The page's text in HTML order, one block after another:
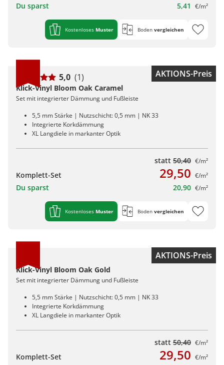
Du sparst 5,41 €/m²
Kostenloses Muster Boden vergleichen
AKTIONS-Preis
5,0 (1)
Klick-Vinyl Bloom Oak Caramel
Set mit integrierter Dämmung und Fußleiste
5,5 mm Stärke | Nutzschicht: 0,5 mm | NK 33
Integrierte Korkdämmung
XL Langdiele in markanter Optik
statt 50,40 €/m²
Komplett-Set 29,50 €/m²
Du sparst 20,90 €/m²
Kostenloses Muster Boden vergleichen
AKTIONS-Preis
Klick-Vinyl Bloom Oak Gold
Set mit integrierter Dämmung und Fußleiste
5,5 mm Stärke | Nutzschicht: 0,5 mm | NK 33
Integrierte Korkdämmung
XL Langdiele in markanter Optik
statt 50,40 €/m²
Komplett-Set 29,50 €/m²